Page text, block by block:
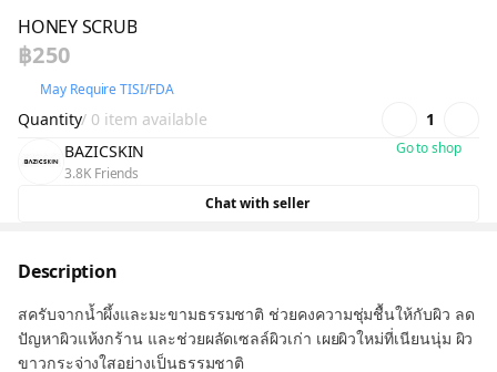
HONEY SCRUB
฿250
May Require TISI/FDA
Quantity/ 0 item available
1
BAZICSKIN
3.8K Friends
Go to shop
Chat with seller
Description
สครับจากน้ำผึ้งและมะขามธรรมชาติ ช่วยคงความชุ่มชื้นให้กับผิว ลด
ปัญหาผิวแห้งกร้าน และช่วยผลัดเซลล์ผิวเก่า เผยผิวใหม่ที่เนียนนุ่ม ผิว
ขาวกระจ่างใสอย่างเป็นธรรมชาติ